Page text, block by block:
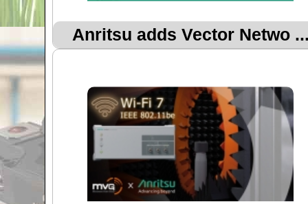
Anritsu adds Vector Netwo